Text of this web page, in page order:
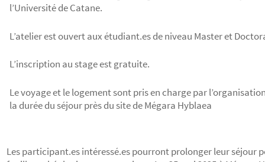
l’Université de Catane.
L’atelier est ouvert aux étudiant.es de niveau Master et
L’inscription au stage est gratuite.
Le voyage et le logement sont pris en charge par
la durée du séjour près du site de Mégara Hyblaea
Les participant.es intéressé.es pourront prolonger leur séjour